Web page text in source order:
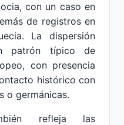
con un caso en
de registros en
La dispersión
patrón típico de
con presencia
histórico con
o germánicas.
refleja las